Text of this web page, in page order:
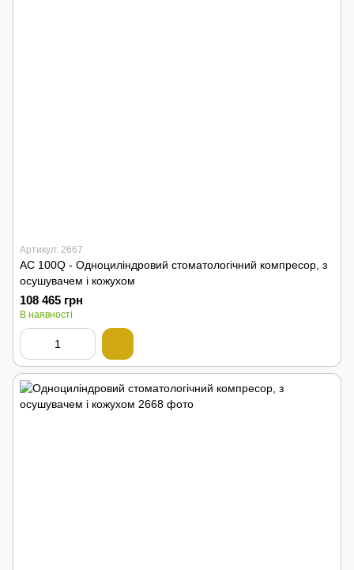
Артикул: 2667
AC 100Q - Одноциліндровий cтоматологічний компресор, з
осушувачем і кожухом
108 465 грн
В наявності